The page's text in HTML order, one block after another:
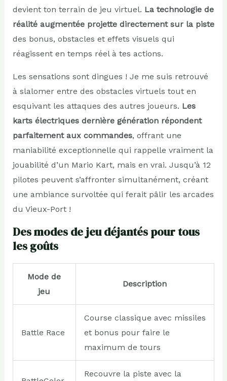
devient ton terrain de jeu virtuel. La technologie de
réalité augmentée projette directement sur la piste
des bonus, obstacles et effets visuels qui
réagissent en temps réel à tes actions.
Les sensations sont dingues ! Je me suis retrouvé
à slalomer entre des obstacles virtuels tout en
esquivant les attaques des autres joueurs. Les
karts électriques dernière génération répondent
parfaitement aux commandes, offrant une
maniabilité exceptionnelle qui rappelle vraiment la
jouabilité d’un Mario Kart, mais en vrai. Jusqu’à 12
pilotes peuvent s’affronter simultanément, créant
une ambiance survoltée qui ferait pâlir les arcades
du Vieux-Port !
Des modes de jeu déjantés pour tous
les goûts
Mode de
jeu
Description
Battle Race
Course classique avec missiles
et bonus pour faire le
maximum de tours
Recouvre la piste avec la